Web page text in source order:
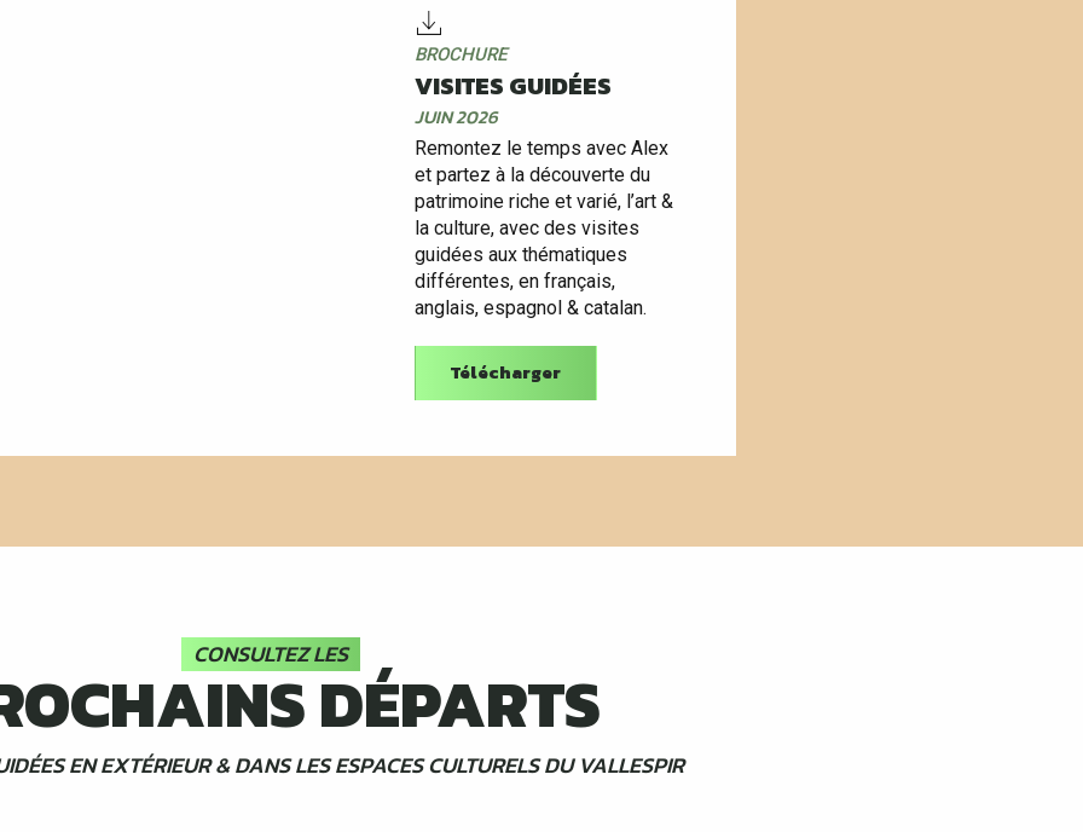
BROCHURE
VISITES GUIDÉES
JUIN 2026
Remontez le temps avec Alex
et partez à la découverte du
patrimoine riche et varié, l’art &
la culture, avec des visites
guidées aux thématiques
différentes, en français,
anglais, espagnol & catalan.
Télécharger
CONSULTEZ LES
DÉPARTS
EN EXTÉRIEUR & DANS LES ESPACES CULTURELS DU VALLESPIR